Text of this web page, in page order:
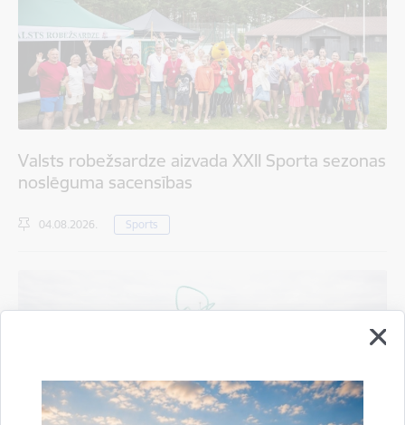
Valsts robežsardze aizvada XXII Sporta sezonas
noslēguma sacensības
04.08.2026. Sports